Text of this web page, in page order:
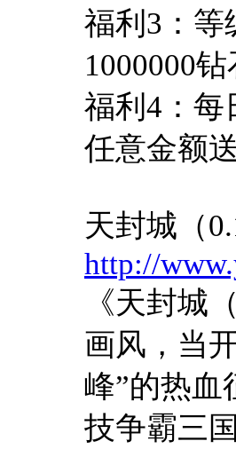
福利3：等
1000000
福利4：每
任意金额
天封城（
http://
《天封城
画风，当
峰”的热血
技争霸三